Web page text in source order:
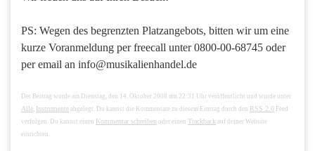
PS: Wegen des begrenzten Platzangebots, bitten wir um eine
kurze Voranmeldung per freecall unter 0800-00-68745 oder
per email an info@musikalienhandel.de
Der Beitrag wurde am Dienstag, den 14. Oktober 2008 um 22:31 Uhr veröffentlicht und wurde unter
Alle Instrumente abgelegt. Du kannst die Kommentare zu diesem Eintrag durch den RSS 2.0 Feed
verfolgen. Du kannst einen Kommentar schreiben oder einen Trackback auf deiner Website
einrichten.